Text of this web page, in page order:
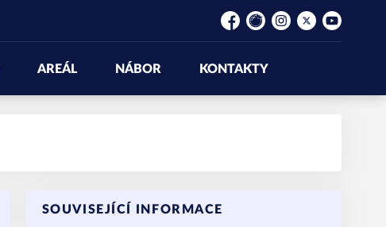
Facebook
Rajče InstagramPlatform X
YouTube
AREÁL NÁBOR KONTAKTY
SOUVISEJÍCÍ INFORMACE